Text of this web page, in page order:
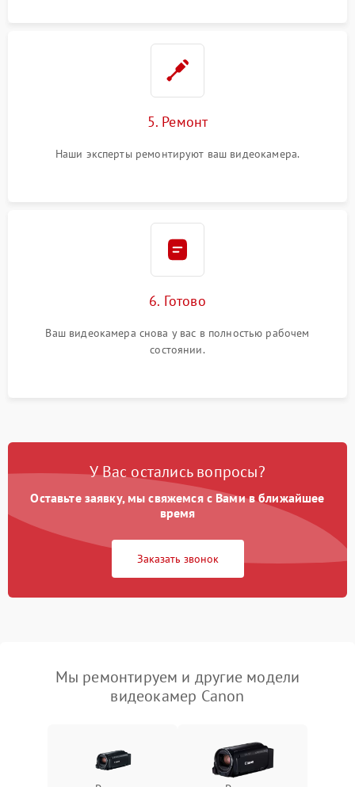
5. Ремонт
Наши эксперты ремонтируют ваш видеокамера.
6. Готово
Ваш видеокамера снова у вас в полностью рабочем
состоянии.
У Вас остались вопросы?
Оставьте заявку, мы свяжемся с Вами в ближайшее
время
Заказать звонок
Мы ремонтируем и другие модели
видеокамер Canon